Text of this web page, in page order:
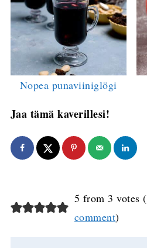
Nopea punaviiniglögi
Jaa tämä kaverillesi!
5 from 3 votes (
comment)